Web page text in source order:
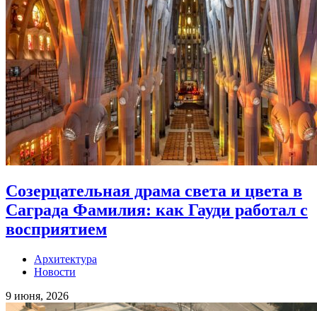
Созерцательная драма света и цвета в
Саграда Фамилия: как Гауди работал с
восприятием
Архитектура
Новости
9 июня, 2026